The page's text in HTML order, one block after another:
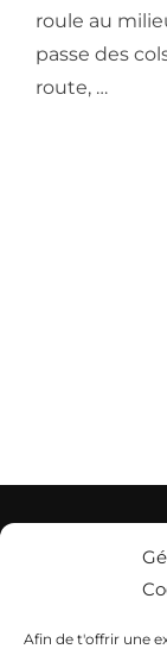
Afin de t'offrir une
roule au
passe des
route, …
Notre Sprinter
Roadtrip